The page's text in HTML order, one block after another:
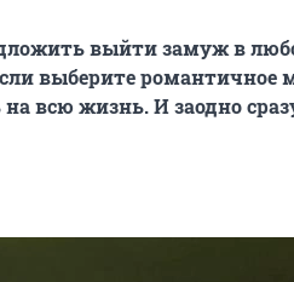
выйти замуж в
выберите романтичное
всю жизнь. И заодно